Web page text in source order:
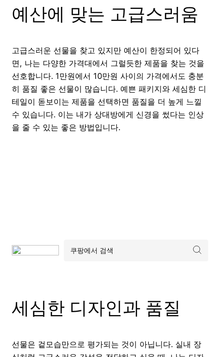
예산에 맞는 고급스러움
고급스러운 선물을 찾고 있지만 예산이 한정되어 있다
면, 나는 다양한 가격대에서 그럴듯한 제품을 찾는 것을
선호합니다. 1만원에서 10만원 사이의 가격에서도 충분
히 품질 좋은 선물이 많습니다. 예쁜 패키지와 세심한 디
테일이 돋보이는 제품을 선택하면 품질을 더 높게 느낄
수 있습니다. 이는 내가 상대방에게 신경을 썼다는 인상
을 줄 수 있는 좋은 방법입니다.
세심한 디자인과 품질
선물은 겉모습만으로 평가되는 것이 아닙니다. 실내 장